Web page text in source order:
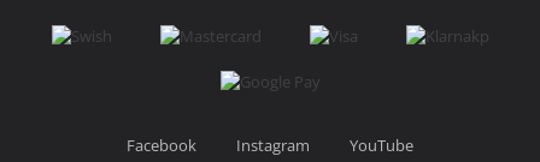
Facebook Instagram YouTube